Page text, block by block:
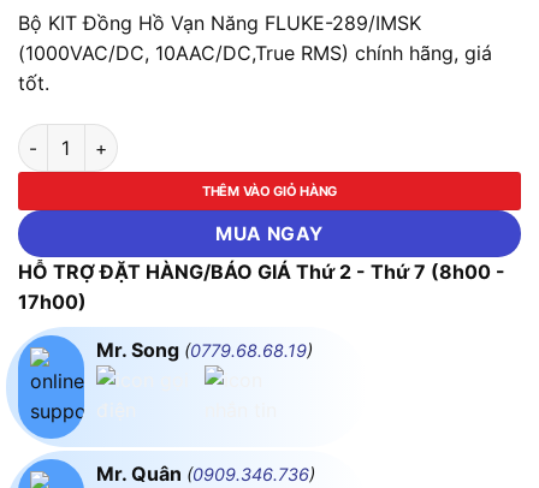
Bộ KIT Đồng Hồ Vạn Năng FLUKE-289/IMSK
(1000VAC/DC, 10AAC/DC,True RMS) chính hãng, giá
tốt.
Bộ KIT Đồng Hồ Vạn Năng FLUKE-289/IMSK (1000VAC/DC,
THÊM VÀO GIỎ HÀNG
MUA NGAY
HỖ TRỢ ĐẶT HÀNG/BÁO GIÁ Thứ 2 - Thứ 7 (8h00 -
17h00)
Mr. Song (0779.68.68.19)
Mr. Quân (0909.346.736)